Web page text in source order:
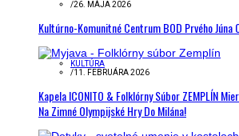
/26. MÁJA 2026
Kultúrno-Komunitné Centrum BOD Prvého Júna
KULTÚRA
/11. FEBRUÁRA 2026
Kapela ICONITO & Folklórny Súbor ZEMPLÍN
Na Zimné Olympijské Hry Do Milána!